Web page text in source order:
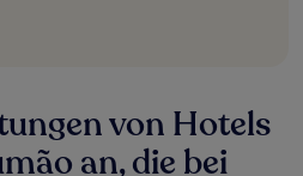
von Hotels
an, die bei